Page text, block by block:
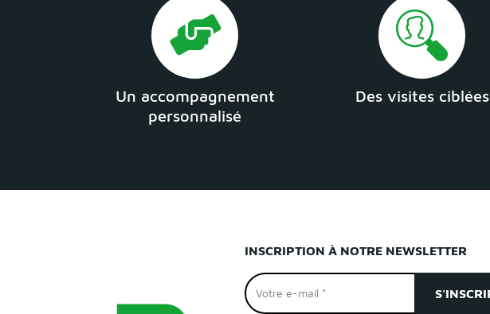
Un accompagnement
personnalisé
Des visites ciblées
INSCRIPTION À NOTRE NEWSLETTER